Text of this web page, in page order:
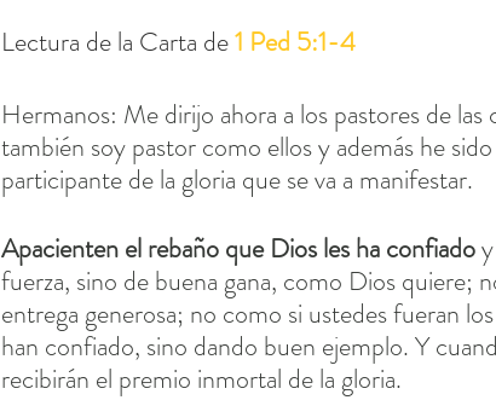
Lectura de la Carta de 1 Ped 5:1-4
Hermanos: Me dirijo ahora a los pastores de
también soy pastor como ellos y además he
participante de la gloria que se va a manifestar.
Apacienten el rebaño que Dios les ha confiado
fuerza, sino de buena gana, como Dios quiere;
entrega generosa; no como si ustedes fueran
han confiado, sino dando buen ejemplo. Y
recibirán el premio inmortal de la gloria.